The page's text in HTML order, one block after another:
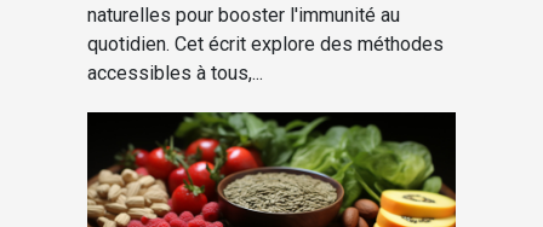
naturelles pour booster l'immunité au
quotidien. Cet écrit explore des méthodes
accessibles à tous,...